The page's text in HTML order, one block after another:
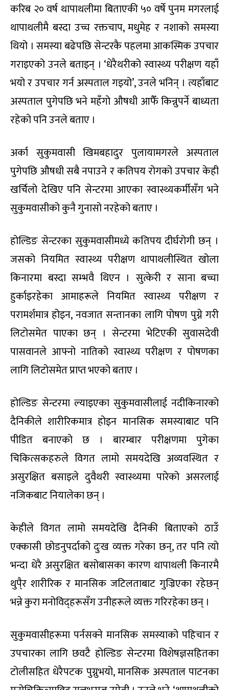
करिब २० वर्ष थापाथलीमा बिताएकी ५० वर्षे पुनम मगरलाई
थापाथलीमै बस्दा उच्च रक्तचाप, मधुमेह र नशाको समस्या
थियो । समस्या बढेपछि सेन्टरकै पहलमा आकस्मिक उपचार
गराइएको उनले बताइन् । ‘धेरैथरीको स्वास्थ्य परीक्षण यहाँ
भयो र उपचार गर्न अस्पताल गइयो’, उनले भनिन् । त्यहाँबाट
अस्पताल पुगेपछि भने महँगो औषधी आफैँ किन्नुपर्ने बाध्यता
रहेको पनि उनले बताए ।
अर्का सुकुमवासी खिमबहादुर पुलायामगरले अस्पताल
पुगेपछि औषधी सबै नपाउने र कतिपय रोगको उपचार केही
खर्चिलो देखिए पनि सेन्टरमा आएका स्वास्थ्यकर्मीसँग भने
सुकुमवासीको कुनै गुनासो नरहेको बताए ।
होल्डिङ सेन्टरका सुकुमवासीमध्ये कतिपय दीर्घरोगी छन् ।
जसको नियमित स्वास्थ्य परीक्षण थापाथलीस्थित खोला
किनारमा बस्दा सम्भवै थिएन । सुत्केरी र साना बच्चा
हुर्काइरहेका आमाहरूले नियमित स्वास्थ्य परीक्षण र
परामर्शमात्र होइन, नवजात सन्तानका लागि पोषण पुग्ने गरी
लिटोसमेत पाएका छन् । सेन्टरमा भेटिएकी सुवासदेवी
पासवानले आफ्नो नातिको स्वास्थ्य परीक्षण र पोषणका
लागि लिटोसमेत प्राप्त भएको बताए ।
होल्डिङ सेन्टरमा ल्याइएका सुकुमवासीलाई नदीकिनारको
दैनिकीले शारीरिकमात्र होइन मानसिक समस्याबाट पनि
पीडित बनाएको छ । बारम्बार परीक्षणमा पुगेका
चिकित्सकहरुले विगत लामो समयदेखि अव्यवस्थित र
असुरक्षित बसाइले दुवैथरी स्वास्थ्यमा पारेको असरलाई
नजिकबाट नियालेका छन् ।
केहीले विगत लामो समयदेखि दैनिकी बिताएको ठाउँ
एक्कासी छोडनुपर्दाको दुःख व्यक्त गरेका छन्, तर पनि त्यो
भन्दा धेरै असुरक्षित बसोबासका कारण थापाथली किनारमै
थुपै्र शारीरिक र मानसिक जटिलताबाट गुज्रिएका रहेछन्
भन्ने कुरा मनोविद्हरूसँग उनीहरूले व्यक्त गरिरहेका छन् ।
सुकुमवासीहरूमा पर्नसक्ने मानसिक समस्याको पहिचान र
उपचारका लागि छवटै होल्डिङ सेन्टरमा विशेषज्ञसहितका
टोलीसहित धेरैपटक पुग्नुभयो, मानसिक अस्पताल पाटनका